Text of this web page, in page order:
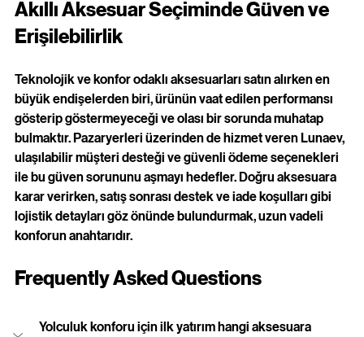
Akıllı Aksesuar Seçiminde Güven ve
Erişilebilirlik
Teknolojik ve konfor odaklı aksesuarları satın alırken en
büyük endişelerden biri, ürünün vaat edilen performansı
gösterip göstermeyeceği ve olası bir sorunda muhatap
bulmaktır. Pazaryerleri üzerinden de hizmet veren Lunaev,
ulaşılabilir müşteri desteği ve güvenli ödeme seçenekleri
ile bu güven sorununu aşmayı hedefler. Doğru aksesuara
karar verirken, satış sonrası destek ve iade koşulları gibi
lojistik detayları göz önünde bulundurmak, uzun vadeli
konforun anahtarıdır.
Frequently Asked Questions
Yolculuk konforu için ilk yatırım hangi aksesuara